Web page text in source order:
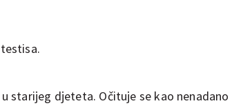
starijeg djeteta. Očituje se kao nenadano